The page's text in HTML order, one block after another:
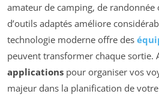
amateur de camping, de randonnée
d’outils adaptés améliore
technologie moderne offre des
peuvent transformer chaque sortie.
applications pour organiser vos
majeur dans la planification de